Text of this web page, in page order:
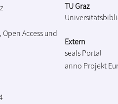
Access und
TU Graz
Extern
seals Portal
anno Projekt